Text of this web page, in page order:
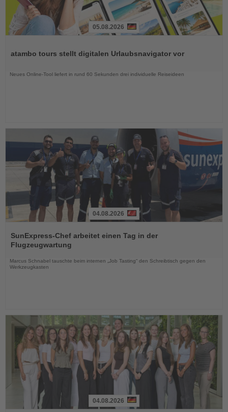
die
05.08.2026
atambo tours stellt digitalen Urlaubsnavigator vor
Neues Online-Tool liefert in rund 60 Sekunden drei individuelle Reiseideen
Sie
die
Nachrichten
04.08.2026
SunExpress-Chef arbeitet einen Tag in der
Flugzeugwartung
Marcus Schnabel tauschte beim internen „Job Tasting“ den Schreibtisch gegen den
Werkzeugkasten
04.08.2026